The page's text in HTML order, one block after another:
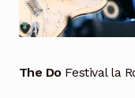
The DoFestival la